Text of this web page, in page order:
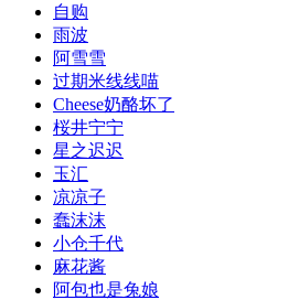
自购
雨波
阿雪雪
过期米线线喵
Cheese奶酪坏了
桜井宁宁
星之迟迟
玉汇
凉凉子
蠢沫沫
小仓千代
麻花酱
阿包也是兔娘